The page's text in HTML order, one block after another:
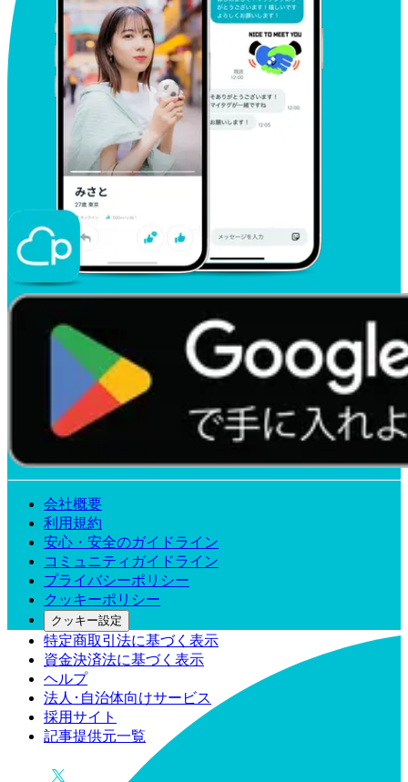
会社概要
利用規約
安心・安全のガイドライン
コミュニティガイドライン
プライバシーポリシー
クッキーポリシー
クッキー設定
特定商取引法に基づく表示
資金決済法に基づく表示
ヘルプ
法人･自治体向けサービス
採用サイト
記事提供元一覧